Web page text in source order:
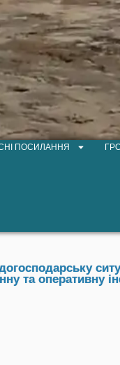
ПОСИЛАННЯ
та оперативну